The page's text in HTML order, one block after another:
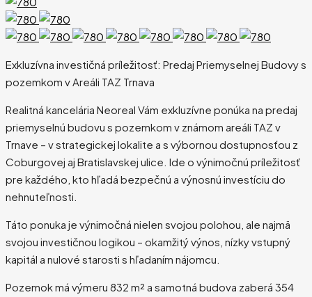
Exkluzívna investičná príležitosť: Predaj Priemyselnej Budovy s
pozemkom v Areáli TAZ Trnava
Realitná kancelária Neoreal Vám exkluzívne ponúka na predaj
priemyselnú budovu s pozemkom v známom areáli TAZ v
Trnave – v strategickej lokalite a s výbornou dostupnosťou z
Coburgovej aj Bratislavskej ulice. Ide o výnimočnú príležitosť
pre každého, kto hľadá bezpečnú a výnosnú investíciu do
nehnuteľnosti.
Táto ponuka je výnimočná nielen svojou polohou, ale najmä
svojou investičnou logikou – okamžitý výnos, nízky vstupný
kapitál a nulové starosti s hľadaním nájomcu.
Pozemok má výmeru 832 m² a samotná budova zaberá 354